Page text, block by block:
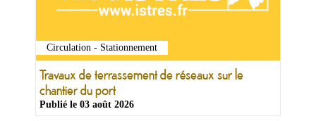
Circulation - Stationnement
Travaux de terrassement de réseaux sur le
chantier du port
Publié le 03 août 2026